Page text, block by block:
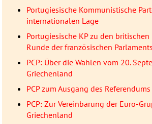
Portugiesische Kommunistische
internationalen Lage
Portugiesische KP zu den
Runde der französischen
PCP: Über die Wahlen vom 20.
Griechenland
PCP zum Ausgang des
PCP: Zur Vereinbarung der Euro-
Griechenland